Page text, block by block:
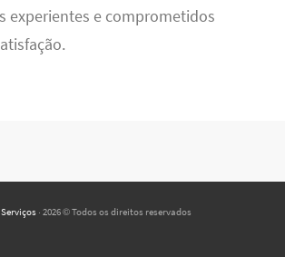
experientes e comprometidos
· 2026 © Todos os direitos reservados